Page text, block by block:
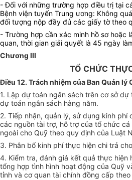
- Đối với những trường hợp điều trị tại
Bệnh viện tuyến Trung ương: Không
đối tượng nộp đầy đủ các giấy tờ theo
- Trường hợp cần xác minh hồ sơ hoặc
quan, thời gian giải quyết là 45 ngày
Chương III
TỔ CHỨC
Điều 12. Trách nhiệm của Ban Quản lý
1. Lập dự toán ngân sách trên cơ sở
dự toán ngân sách hàng năm.
2. Tiếp nhận, quản lý, sử dụng kinh phí
các nguồn tài trợ, hỗ trợ của tổ chức
ngoài cho Quỹ theo quy định của Luật
3. Phân bổ kinh phí thực hiện chi trả
4. Kiểm tra, đánh giá kết quả thực hiện
tổng hợp tình hình hoạt động của Quỹ
tỉnh và cơ quan tài chính đồng cấp